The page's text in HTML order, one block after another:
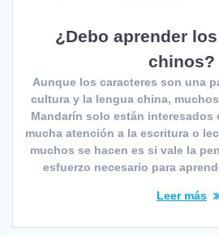
¿Debo aprender
chinos?
Aunque los caracteres son una
cultura y la lengua china,
Mandarín solo están interesados
mucha atención a la escritura o
muchos se hacen es si vale la
esfuerzo necesario para
Leer más